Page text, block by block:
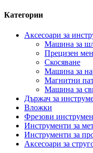
Категории
Аксесоари за
Машина за
Прецизен
Скосяване
Машина за
Магнитни
Машина за
Държач за
Вложки
Фрезови
Инструменти за
Инструменти за
Аксесоари за